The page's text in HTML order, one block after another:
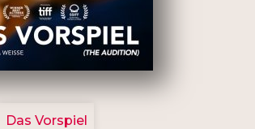
2777
Das Vorspiel